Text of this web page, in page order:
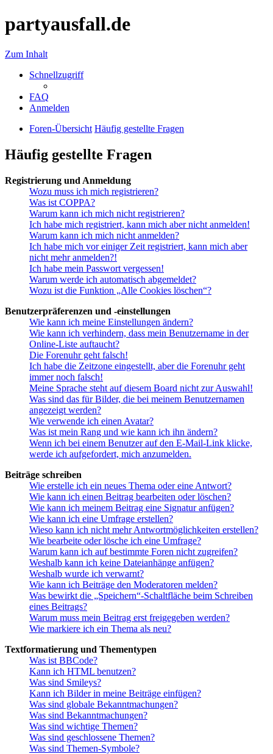
partyausfall.de
Zum Inhalt
Schnellzugriff
FAQ
Anmelden
Foren-Übersicht Häufig gestellte Fragen
Häufig gestellte Fragen
Registrierung und Anmeldung
Wozu muss ich mich registrieren?
Was ist COPPA?
Warum kann ich mich nicht registrieren?
Ich habe mich registriert, kann mich aber nicht anmelden!
Warum kann ich mich nicht anmelden?
Ich habe mich vor einiger Zeit registriert, kann mich aber
nicht mehr anmelden?!
Ich habe mein Passwort vergessen!
Warum werde ich automatisch abgemeldet?
Wozu ist die Funktion „Alle Cookies löschen“?
Benutzerpräferenzen und -einstellungen
Wie kann ich meine Einstellungen ändern?
Wie kann ich verhindern, dass mein Benutzername in der
Online-Liste auftaucht?
Die Forenuhr geht falsch!
Ich habe die Zeitzone eingestellt, aber die Forenuhr geht
immer noch falsch!
Meine Sprache steht auf diesem Board nicht zur Auswahl!
Was sind das für Bilder, die bei meinem Benutzernamen
angezeigt werden?
Wie verwende ich einen Avatar?
Was ist mein Rang und wie kann ich ihn ändern?
Wenn ich bei einem Benutzer auf den E-Mail-Link klicke,
werde ich aufgefordert, mich anzumelden.
Beiträge schreiben
Wie erstelle ich ein neues Thema oder eine Antwort?
Wie kann ich einen Beitrag bearbeiten oder löschen?
Wie kann ich meinem Beitrag eine Signatur anfügen?
Wie kann ich eine Umfrage erstellen?
Wieso kann ich nicht mehr Antwortmöglichkeiten erstellen?
Wie bearbeite oder lösche ich eine Umfrage?
Warum kann ich auf bestimmte Foren nicht zugreifen?
Weshalb kann ich keine Dateianhänge anfügen?
Weshalb wurde ich verwarnt?
Wie kann ich Beiträge den Moderatoren melden?
Was bewirkt die „Speichern“-Schaltfläche beim Schreiben
eines Beitrags?
Warum muss mein Beitrag erst freigegeben werden?
Wie markiere ich ein Thema als neu?
Textformatierung und Thementypen
Was ist BBCode?
Kann ich HTML benutzen?
Was sind Smileys?
Kann ich Bilder in meine Beiträge einfügen?
Was sind globale Bekanntmachungen?
Was sind Bekanntmachungen?
Was sind wichtige Themen?
Was sind geschlossene Themen?
Was sind Themen-Symbole?